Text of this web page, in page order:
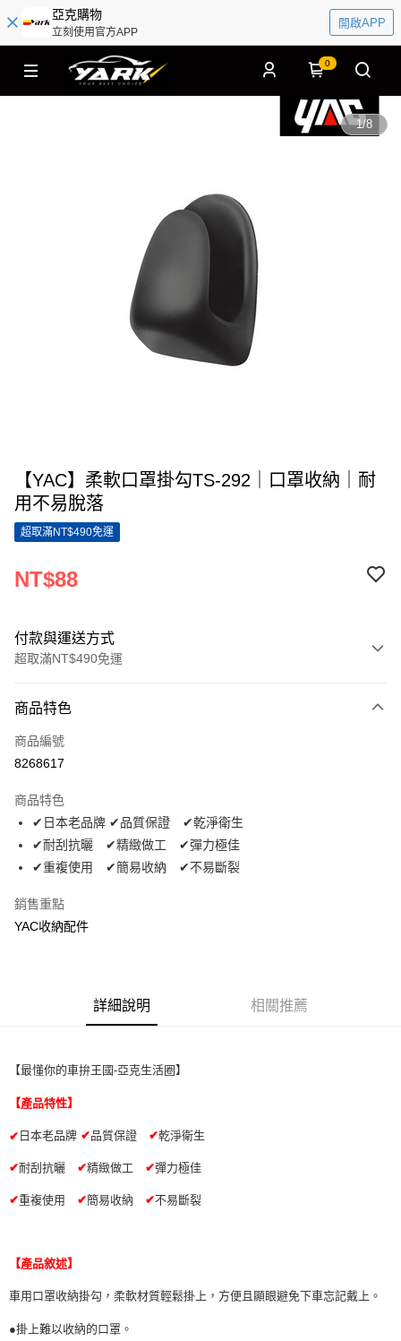
亞克購物
立刻使用官方APP
開啟APP
0
1/8
【YAC】柔軟口罩掛勾TS-292｜口罩收納｜耐
用不易脫落
超取滿NT$490免運
NT$88
付款與運送方式
超取滿NT$490免運
信用卡一次付款
超商取貨付款
Apple Pay
街口支付
全盈+PAY
AFTEE先享後付是「在收到商品之後才付款」的支付方式。 讓您購物簡單
３．安心：先確認商品／服務後，再付款。
【「AFTEE先享後付」結帳流程】
結帳頁面，進行簡訊認證並確認金額後，即可完成結帳。
３．收到繳費通知簡訊後14天內，點擊此簡訊中的連結，可透過四大超商／
※ 請注意：結帳手續完成當下不需立刻繳費，但若您需要取消訂單，請聯絡
是否繳費成功／繳費後需取消欲退款等相關疑問，請聯繫「AFTEE先享後付
１．透過由恩沛科技股份有限公司提供之「AFTEE先享後付」服務完成之交
全家取貨付款 (運費60$)
每筆NT$70，滿NT$490(含以上)免運費
付款後全家取貨 (運費70$)
每筆NT$70，滿NT$490(含以上)免運費
萊爾富取貨付款 (運費70$)
每筆NT$70，滿NT$490(含以上)免運費
商品特色
商品編號
8268617
商品特色
✔日本老品牌 ✔品質保證 ✔乾淨衛生
✔耐刮抗曬 ✔精緻做工 ✔彈力極佳
✔重複使用 ✔簡易收納 ✔不易斷裂
銷售重點
YAC收納配件
詳細說明 相關推薦
【最懂你的車拚王國-亞克生活圈】
【產品特性】
✔ 日本老品牌 ✔品質保證 ✔乾淨衛生
✔耐刮抗曬 ✔精緻做工 ✔彈力極佳
✔重複使用 ✔簡易收納 ✔不易斷裂
【產品敘述】
車用口罩收納掛勾，柔軟材質輕鬆掛上，方便且顯眼避免下車忘記戴上。
●掛上難以收納的口罩。